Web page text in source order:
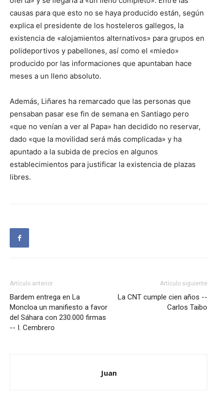
causas para que esto no se haya producido están, según
explica el presidente de los hosteleros gallegos, la
existencia de «alojamientos alternativos» para grupos en
polideportivos y pabellones, así como el «miedo»
producido por las informaciones que apuntaban hace
meses a un lleno absoluto.
Además, Liñares ha remarcado que las personas que
pensaban pasar ese fin de semana en Santiago pero
«que no venían a ver al Papa» han decidido no reservar,
dado «que la movilidad será más complicada» y ha
apuntado a la subida de precios en algunos
establecimientos para justificar la existencia de plazas
libres.
Artículo anterior
Bardem entrega en La
Moncloa un manifiesto a favor
del Sáhara con 230.000 firmas
-- I. Cembrero
Artículo siguiente
La CNT cumple cien años --
Carlos Taibo
Juan